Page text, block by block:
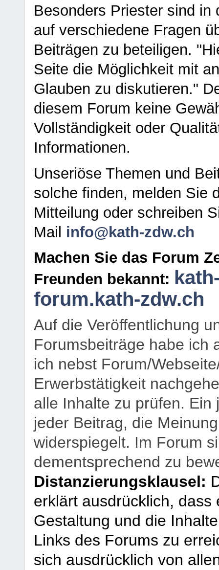
Besonders Priester sind in
auf verschiedene Fragen
Beiträgen zu beteiligen.
Seite die Möglichkeit mit
Glauben zu diskutieren."
diesem Forum keine
Vollständigkeit oder
Informationen.
Unseriöse Themen und
solche finden, melden Sie
Mitteilung oder schreiben
Mail info@kath-zdw.ch
Machen Sie das Forum
Freunden bekannt:
forum.kath-zdw.ch
Auf die Veröffentlichung
Forumsbeiträge habe ich
ich nebst Forum/
Erwerbstätigkeit
alle Inhalte zu prüfen.
jeder Beitrag, die
widerspiegelt. Im Forum
dementsprechend zu
Distanzierungsklausel:
erklärt ausdrücklich,
Gestaltung und die
Links des Forums zu
sich ausdrücklich von